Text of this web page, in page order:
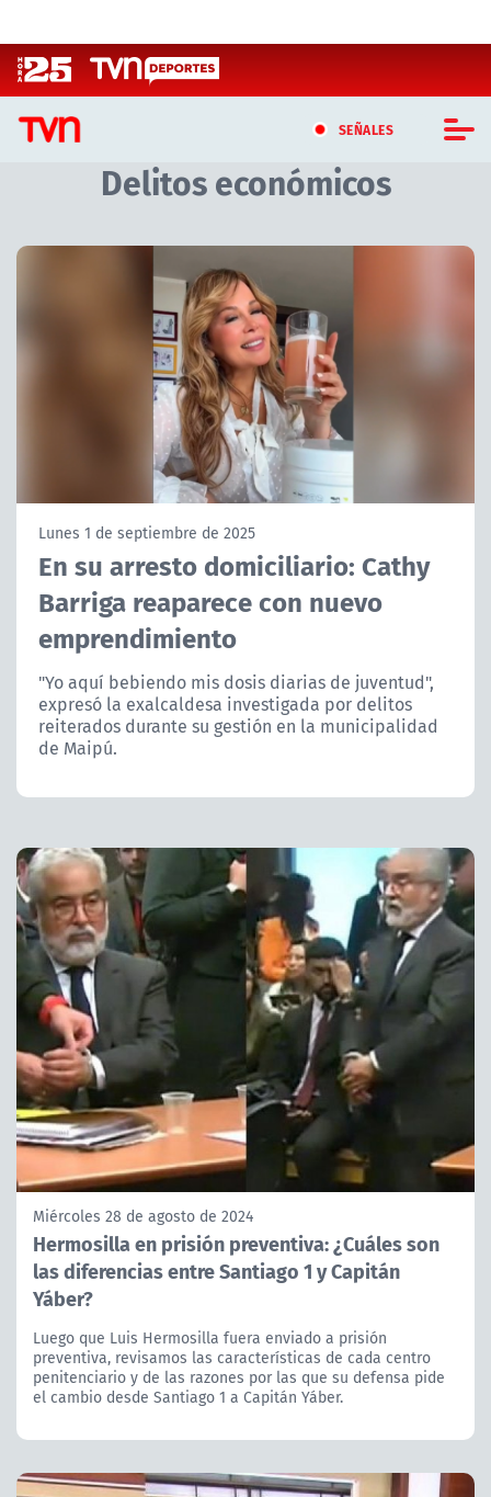
SEÑALES
CASTING MASTERCHEF CHILE
CASTING TVN VERTICAL
ACTUALIDAD Y TENDENCIAS
CORPORATIVO Y TRANSPARENCIA
CANAL DE DENUNCIAS
ÁREA DE PROYECTOS
Delitos económicos
Lunes 1 de septiembre de 2025
En su arresto domiciliario: Cathy
Barriga reaparece con nuevo
emprendimiento
"Yo aquí bebiendo mis dosis diarias de juventud",
expresó la exalcaldesa investigada por delitos
reiterados durante su gestión en la municipalidad
de Maipú.
Miércoles 28 de agosto de 2024
Hermosilla en prisión preventiva: ¿Cuáles son
las diferencias entre Santiago 1 y Capitán
Yáber?
Luego que Luis Hermosilla fuera enviado a prisión
preventiva, revisamos las características de cada centro
penitenciario y de las razones por las que su defensa pide
el cambio desde Santiago 1 a Capitán Yáber.